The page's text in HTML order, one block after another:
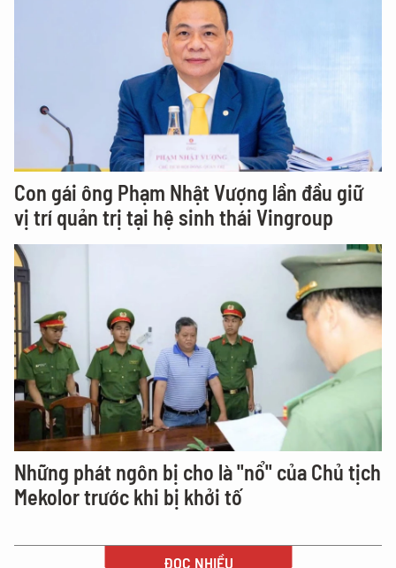
Con gái ông Phạm Nhật Vượng lần đầu giữ
vị trí quản trị tại hệ sinh thái Vingroup
Những phát ngôn bị cho là "nổ" của Chủ tịch
Mekolor trước khi bị khởi tố
ĐỌC NHIỀU